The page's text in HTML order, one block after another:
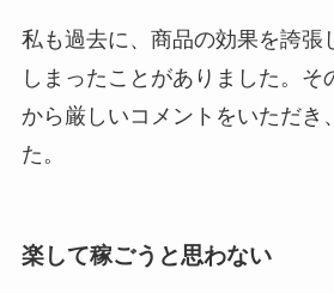
私も過去に、商品の効果を誇張
しまったことがありました。そ
から厳しいコメントをいただき
た。
楽して稼ごうと思わない